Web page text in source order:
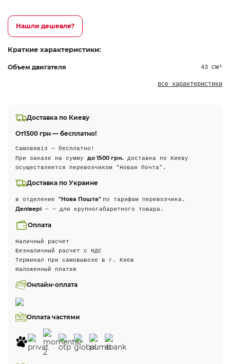
Нашли дешевле?
Краткие характеристики:
Объем двигателя 43 см³
все характеристики
Доставка по Киеву
От1500 грн — бесплатно!
Самовивіз — бесплатно!
При заказе на сумму до 1500 грн. доставка по Киеву
осуществляется перевозчиком "Новая Почта".
Доставка по Украине
в отделение "Нова Пошта" по тарифам перевозчика.
Делівері — — для крупногабаритного товара.
Оплата
Наличный расчет
Безналичный расчет с НДС
Терминал при самовывозе в г. Киев
Наложенный платеж
Онлайн-оплата
Оплата частями